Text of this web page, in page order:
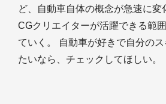
ど、自動車自体の概念が急速に変
CGクリエイターが活躍できる範
ていく。 自動車が好きで自分の
たいなら、チェックしてほしい。